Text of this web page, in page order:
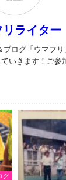
リライター
ログ「ウマフリ
いきます！ご参
グ